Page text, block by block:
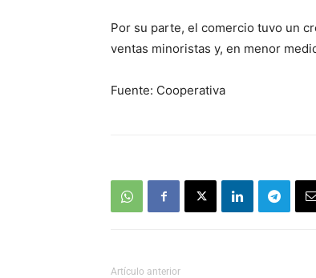
Por su parte, el comercio tuvo un
ventas minoristas y, en menor
Fuente: Cooperativa
Artículo anterior